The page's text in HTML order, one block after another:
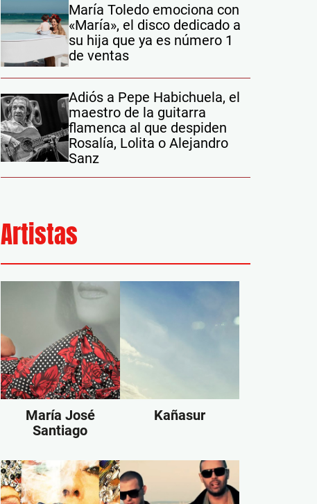
María Toledo emociona con
«María», el disco dedicado a
su hija que ya es número 1
de ventas
Adiós a Pepe Habichuela, el
maestro de la guitarra
flamenca al que despiden
Rosalía, Lolita o Alejandro
Sanz
Artistas
María José
Santiago
Kañasur